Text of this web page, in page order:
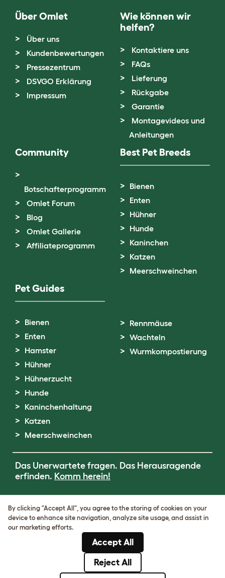
Über Omlet
Über uns
Kundenbewertungen
Pressezentrum
DSVGO Erklärung
Impressum
Wie können wir
helfen?
Kontaktiere uns
FAQs
Lieferung
Rückgabe
Garantie
Montagevideos und
Anleitungen
Community
Botschafterprogramm
Omlet Forum
Blog
Omlet Gallerie
Affiliateprogramm
Best Pet Breeds
Bienen
Enten
Hühner
Hunde
Kaninchen
Katzen
Meerschweinchen
Pet Guides
Bienen
Enten
Hamster
Hühner
Hühnerzucht
Hunde
Kaninchenhaltung
Katzen
Meerschweinchen
Rennmäuse
Wachteln
Wurmkompostierung
Das Unerwartete fragen. Das Herausragende
erfinden. Komm herein!
Cookie & Privacy Policy
Cookie Settings
USt-IdNr.: DE317631106
Handelsregisternummer: 05028498
By clicking "Accept All", you agree to the storing of cookies on your
device to enhance site navigation, analyze site usage, and assist in
our marketing efforts.
Accept All
Reject All